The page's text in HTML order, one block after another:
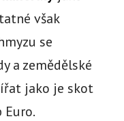
však
se
a zemědělské
jako je skot
Euro.